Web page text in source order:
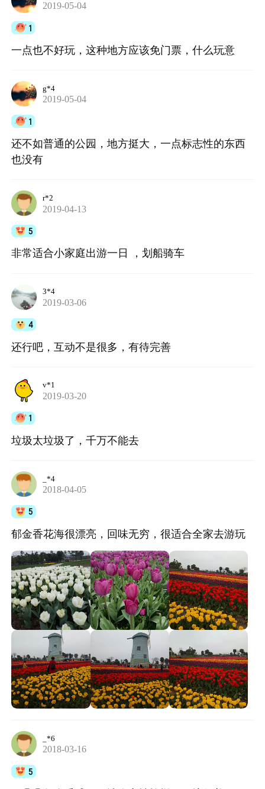
2019-05-04
1
一点也不好玩，这种地方应该免门票，什么玩意
g*4
2019-05-04
1
还不如普通的公园，地方挺大，一点标志性的东西
也没有
r*2
2019-04-13
5
非常适合小家庭出游一日 ，划船骑车
3*4
2019-03-06
4
还行吧，互动不是很多，有待完善
v*1
2019-03-20
1
垃圾太垃圾了，千万不能去
_*4
2018-04-05
5
郁金香花海很漂亮，回味无穷，很适合全家去游玩
_*6
2018-03-16
5